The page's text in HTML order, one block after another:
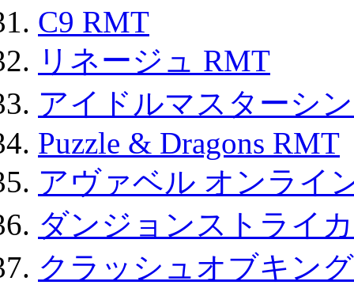
C9 RMT
リネージュ RMT
アイドルマスターシ
Puzzle & Dragons RMT
アヴァベル オンライ
ダンジョンストライ
クラッシュオブキン